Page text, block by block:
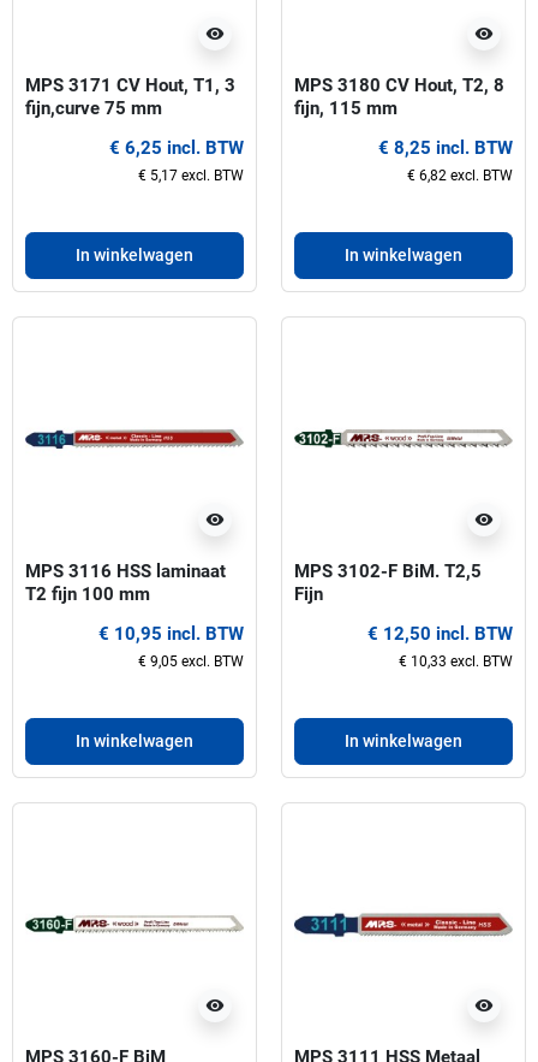
visibility
MPS 3171 CV Hout, T1, 3
fijn,curve 75 mm
€ 6,25 incl. BTW
€ 5,17 excl. BTW
In winkelwagen
visibility
MPS 3180 CV Hout, T2, 8
fijn, 115 mm
€ 8,25 incl. BTW
€ 6,82 excl. BTW
In winkelwagen
visibility
MPS 3116 HSS laminaat
T2 fijn 100 mm
€ 10,95 incl. BTW
€ 9,05 excl. BTW
In winkelwagen
visibility
MPS 3102-F BiM. T2,5
Fijn
Decoupeerzaagbladen
€ 12,50 incl. BTW
€ 10,33 excl. BTW
In winkelwagen
visibility
MPS 3160-F BiM
visibility
MPS 3111 HSS Metaal